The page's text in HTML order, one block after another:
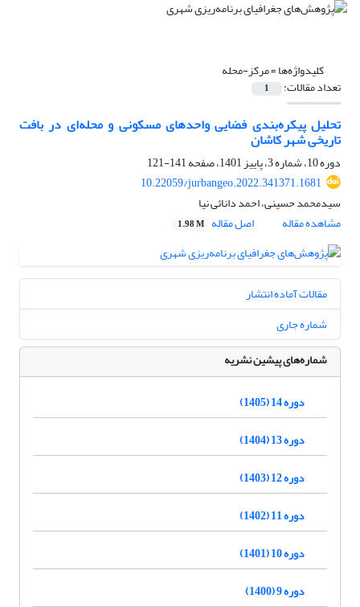
کلیدواژه‌ها =مرکز-محله
تعداد مقالات: 1
تحلیل پیکره‌بندی فضایی واحدهای مسکونی و محله‌ای در بافت
تاریخی شهر کاشان
دوره 10، شماره 3، پاییز 1401، صفحه
141-121
10.22059/jurbangeo.2022.341371.1681
سیدمحمد حسینی، احمد دانائی نیا
مشاهده مقاله
اصل مقاله 1.98 M
مقالات آماده انتشار
شماره جاری
شماره‌های پیشین نشریه
دوره 14 (1405)
دوره 13 (1404)
دوره 12 (1403)
دوره 11 (1402)
دوره 10 (1401)
دوره 9 (1400)